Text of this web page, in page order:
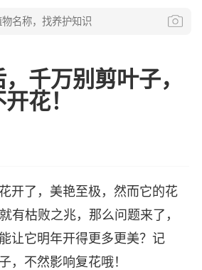
千万别剪叶子，
花！
开了，美艳至极，然而它的花
有枯败之兆，那么问题来了，
让它明年开得更多更美？记
，不然影响复花哦！